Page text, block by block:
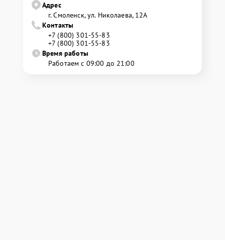
Адрес
г. Смоленск, ул. Николаева, 12А
Контакты
+7 (800) 301-55-83
+7 (800) 301-55-83
Время работы
Работаем с 09:00 до 21:00